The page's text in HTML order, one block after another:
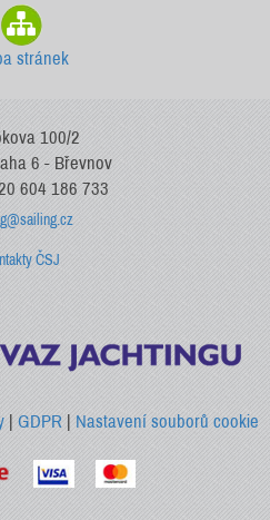
stránek
100/2
6 - Břevnov
604 186 733
ČSJ
| GDPR |Nastavení souborů cookie